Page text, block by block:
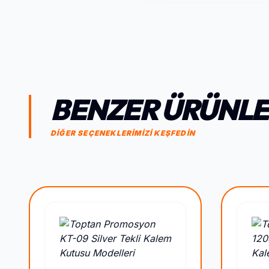
BENZER
DİĞER SEÇENEKLERİMİZİ KEŞFEDİN